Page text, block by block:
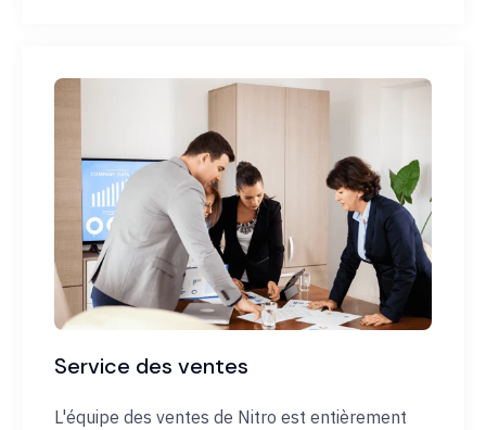
Service des ventes
L'équipe des ventes de Nitro est entièrement